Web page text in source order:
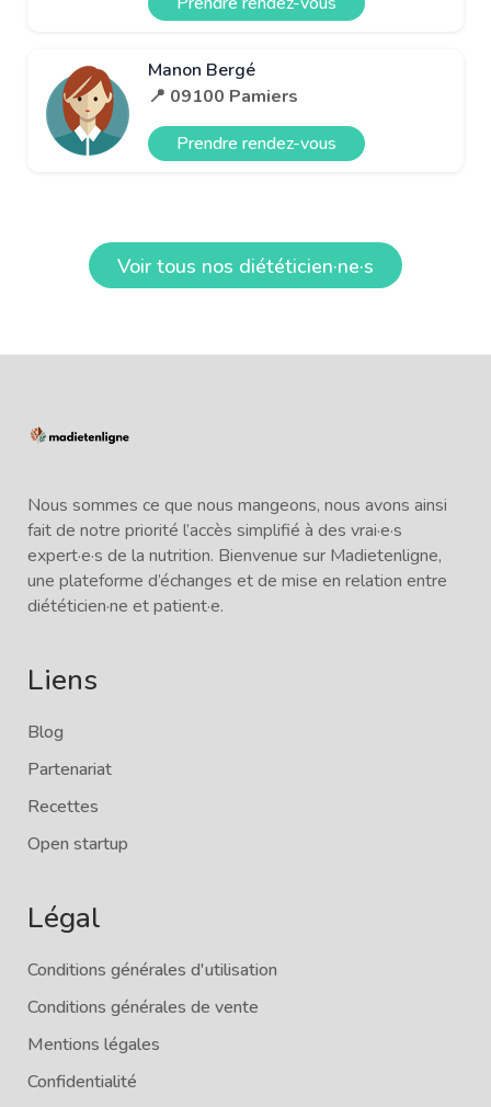
Manon Bergé
📍 09100 Pamiers
Prendre rendez-vous
Voir tous nos diététicien·ne·s
Nous sommes ce que nous mangeons, nous avons ainsi
fait de notre priorité l’accès simplifié à des vrai·e·s
expert·e·s de la nutrition. Bienvenue sur Madietenligne,
une plateforme d’échanges et de mise en relation entre
diététicien·ne et patient·e.
Liens
Blog
Partenariat
Recettes
Open startup
Légal
Conditions générales d'utilisation
Conditions générales de vente
Mentions légales
Confidentialité